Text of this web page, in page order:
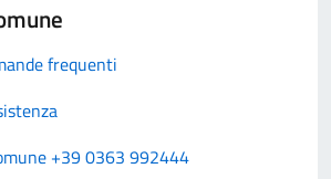
frequenti
+39 0363 992444